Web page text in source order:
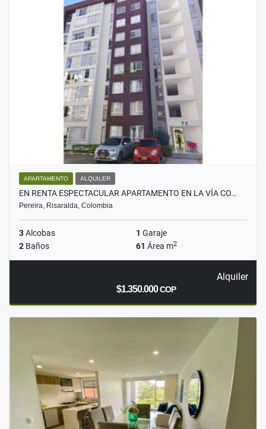
APARTAMENTO ALQUILER
EN RENTA ESPECTACULAR APARTAMENTO EN LA VÍA CO…
Pereira, Risaralda, Colombia
3Alcobas 1 Garaje
2 Baños 61 Área m2
Alquiler
$1.350.000COP